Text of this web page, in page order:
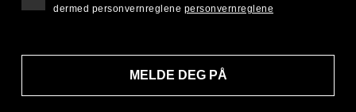
MELDE DEG PÅ
dermed personvernreglene personvernreglene